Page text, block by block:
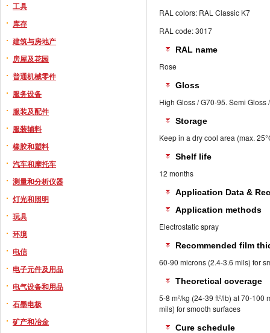
工具
库存
建筑与房地产
房屋及花园
普通机械零件
服务设备
服装及配件
服装辅料
橡胶和塑料
汽车和摩托车
测量和分析仪器
灯光和照明
玩具
环境
电信
电子元件及用品
电气设备和用品
石墨电极
矿产和冶金
RAL colors: RAL Classic K7
RAL code: 3017
RAL name
Rose
Gloss
High Gloss / G70-95. Semi Gloss
Storage
Keep in a dry cool area (max.
Shelf life
12 months
Application Data &
Application methods
Electrostatic spray
Recommended film
60-90 microns (2.4-3.6 mils) for
Theoretical coverage
5-8 m²/kg (24-39 ft²/lb) at 70-
mils) for smooth surfaces
Cure schedule